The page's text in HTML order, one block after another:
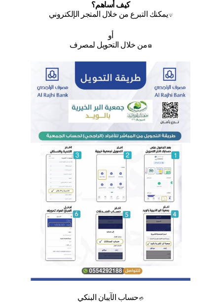
كيف أساهم؟
💡 يمكنك التبرع من خلال المتجر الإلكتروني
أو
🏦 من خلال التحويل لمصرف
💳 حساب الآيبان البنكي